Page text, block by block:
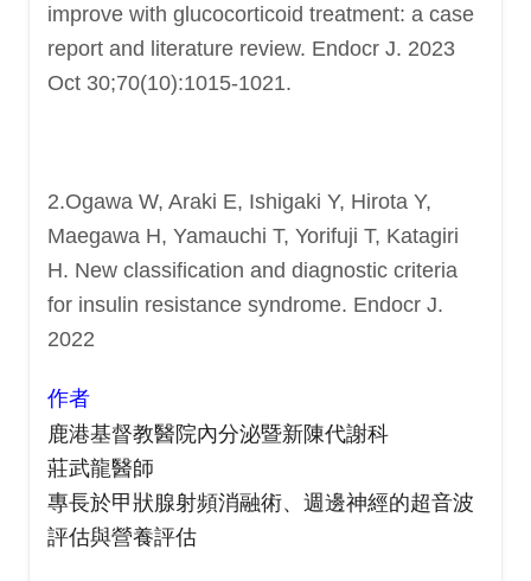
improve with glucocorticoid treatment: a case
report and literature review. Endocr J. 2023
Oct 30;70(10):1015-1021.
2.Ogawa W, Araki E, Ishigaki Y, Hirota Y,
Maegawa H, Yamauchi T, Yorifuji T, Katagiri
H. New classification and diagnostic criteria
for insulin resistance syndrome. Endocr J.
2022
作者
鹿港基督教醫院內分泌暨新陳代謝科
莊武龍醫師
專長於甲狀腺射頻消融術、 週邊神經的超音波
評估與營養評估